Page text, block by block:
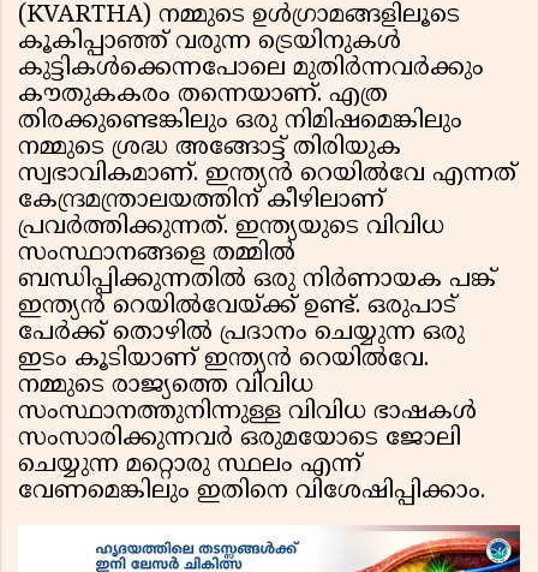
(KVARTHA) നമ്മുടെ ഉൾഗ്രാമങ്ങളിലൂടെ
കൂകിപ്പാഞ്ഞ് വരുന്ന ട്രെയിനുകൾ
കുട്ടികൾക്കെന്നപോലെ മുതിർന്നവർക്കും
കൗതുകകരം തന്നെയാണ്. എത്ര
തിരക്കുണ്ടെങ്കിലും ഒരു നിമിഷമെങ്കിലും
നമ്മുടെ ശ്രദ്ധ അങ്ങോട്ട് തിരിയുക
സ്വഭാവികമാണ്. ഇന്ത്യൻ റെയിൽവേ എന്നത്
കേന്ദ്രമന്ത്രാലയത്തിന് കീഴിലാണ്
പ്രവർത്തിക്കുന്നത്. ഇന്ത്യയുടെ വിവിധ
സംസ്ഥാനങ്ങളെ തമ്മിൽ
ബന്ധിപ്പിക്കുന്നതിൽ ഒരു നിർണായക പങ്ക്
ഇന്ത്യൻ റെയിൽവേയ്ക്ക് ഉണ്ട്. ഒരുപാട്
പേർക്ക് തൊഴിൽ പ്രദാനം ചെയ്യുന്ന ഒരു
ഇടം കൂടിയാണ് ഇന്ത്യൻ റെയിൽവേ.
നമ്മുടെ രാജ്യത്തെ വിവിധ
സംസ്ഥാനത്തുനിന്നുള്ള വിവിധ ഭാഷകൾ
സംസാരിക്കുന്നവർ ഒരുമയോടെ ജോലി
ചെയ്യുന്ന മറ്റൊരു സ്ഥലം എന്ന്
വേണമെങ്കിലും ഇതിനെ വിശേഷിപ്പിക്കാം.